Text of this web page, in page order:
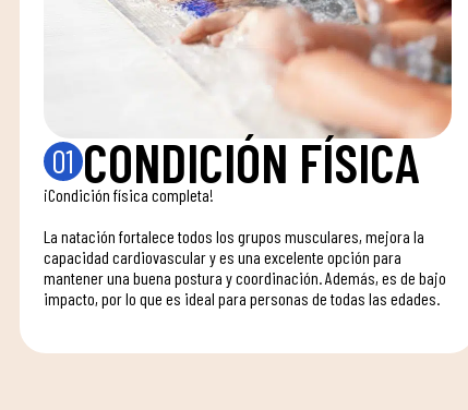
01 CONDICIÓN FÍSICA
¡Condición física completa!
La natación fortalece todos los grupos musculares, mejora la
capacidad cardiovascular y es una excelente opción para
mantener una buena postura y coordinación. Además, es de bajo
impacto, por lo que es ideal para personas de todas las edades.